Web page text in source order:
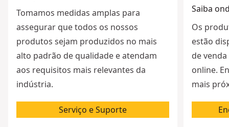
Tomamos medidas amplas para
assegurar que todos os nossos
produtos sejam produzidos no mais
alto padrão de qualidade e atendam
aos requisitos mais relevantes da
indústria.
Serviço e Suporte
Saiba
Os
estão
de
online.
mais